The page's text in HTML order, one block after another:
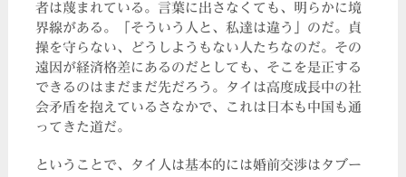
者は蔑まれている。言葉に出さなくても、明らかに境
界線がある。「そういう人と、私達は違う」のだ。貞
操を守らない、どうしようもない人たちなのだ。その
遠因が経済格差にあるのだとしても、そこを是正する
できるのはまだまだ先だろう。タイは高度成長中の社
会矛盾を抱えているさなかで、これは日本も中国も通
ってきた道だ。
ということで、タイ人は基本的には婚前交渉はタブー